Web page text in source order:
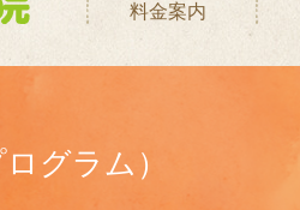
料金案内
グラム）